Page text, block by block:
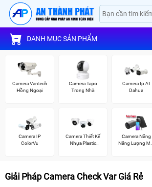
DANH MỤC SẢN PHẨM
Camera Vantech
Hồng Ngoại
Camera Tapo
Trong Nhà
Camera Ip AI
Dahua
Camera IP
ColorVu
Camera Thiết Kế
Nhựa Plastic
Camera Năng
Năng Lượng Mặt
Giải Pháp Camera Check Var Giá Rẻ